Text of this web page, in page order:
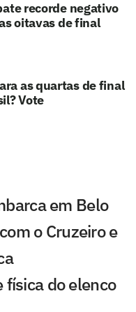
recorde negativo
oitavas de final
as quartas de final
Vote
em Belo
o Cruzeiro e
do elenco